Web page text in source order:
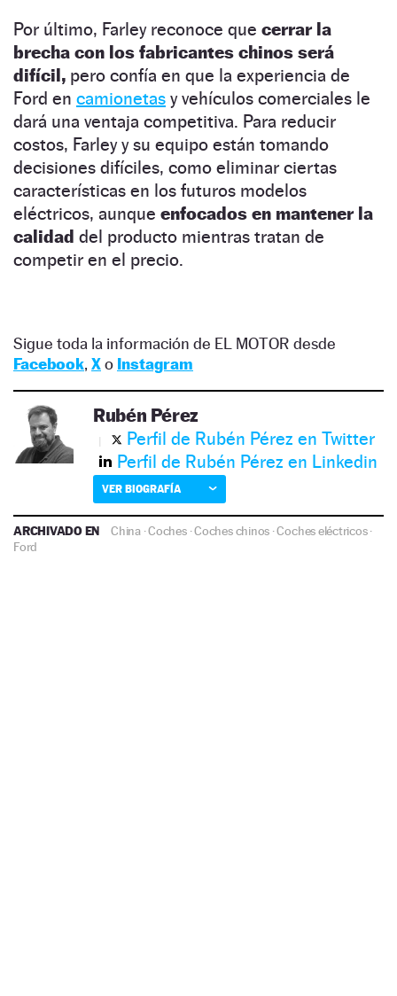
Por último, Farley reconoce que cerrar la
brecha con los fabricantes chinos será
difícil, pero confía en que la experiencia de
Ford en camionetas y vehículos comerciales le
dará una ventaja competitiva. Para reducir
costos, Farley y su equipo están tomando
decisiones difíciles, como eliminar ciertas
características en los futuros modelos
eléctricos, aunque enfocados en mantener la
calidad del producto mientras tratan de
competir en el precio.
Sigue toda la información de EL MOTOR desde
Facebook, Xo Instagram
Rubén Pérez
Perfil de Rubén Pérez en Twitter
Perfil de Rubén Pérez en Linkedin
VER BIOGRAFÍA
ARCHIVADO EN China·Coches·Coches chinos ·Coches eléctricos·
Ford